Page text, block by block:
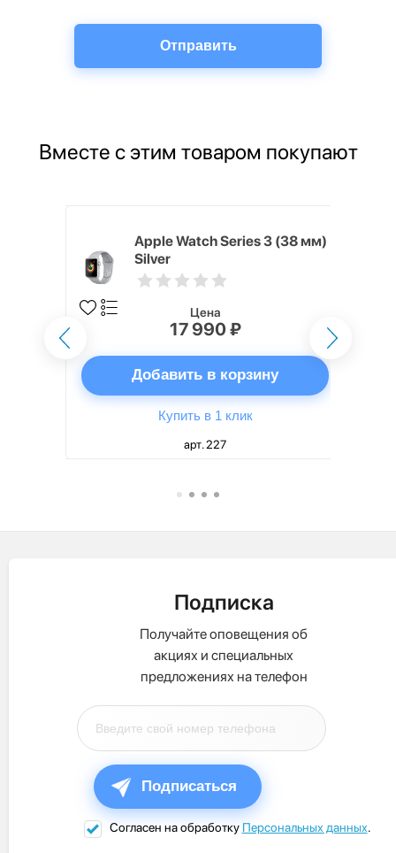
Вместе с этим товаром покупают
Apple Watch Series 3 (38 мм)
Silver
Цена
17 990 ₽
Добавить в корзину
Купить в 1 клик
арт. 227
Подписка
Получайте оповещения об
акциях и специальных
предложениях на телефон
Подписаться
Согласен на обработку Персональных данных.